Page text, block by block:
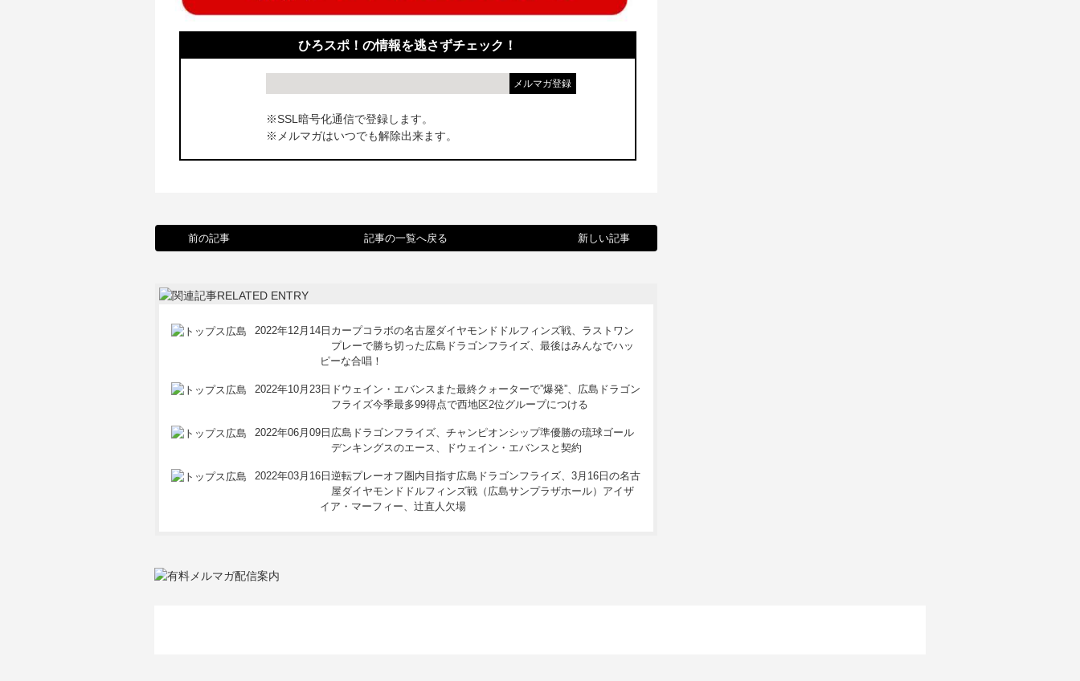
ひろスポ！の情報を逃さずチェック！
※SSL暗号化通信で登録します。
※メルマガはいつでも解除出来ます。
前の記事 記事の一覧へ戻る 新しい記事
2022年12月14日 カープコラボの名古屋ダイヤモンドドルフィンズ戦、ラストワン
プレーで勝ち切った広島ドラゴンフライズ、最後はみんなでハッ
ピーな合唱！
2022年10月23日 ドウェイン・エバンスまた最終クォーターで”爆発”、広島ドラゴン
フライズ今季最多99得点で西地区2位グループにつける
2022年06月09日 広島ドラゴンフライズ、チャンピオンシップ準優勝の琉球ゴール
デンキングスのエース、ドウェイン・エバンスと契約
2022年03月16日逆転プレーオフ圏内目指す広島ドラゴンフライズ、3月16日の名古
屋ダイヤモンドドルフィンズ戦（広島サンプラザホール）アイザ
イア・マーフィー、辻直人欠場